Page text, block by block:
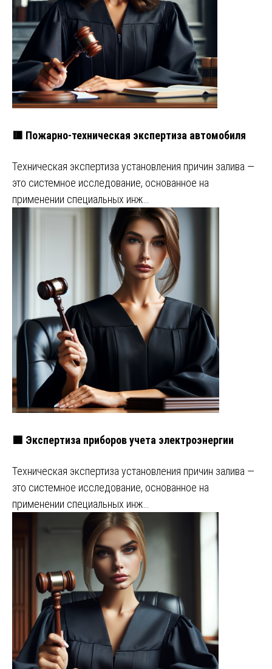
🟥 Пожарно-техническая экспертиза автомобиля
Техническая экспертиза установления причин залива —
это системное исследование, основанное на
применении специальных инж…
🟩 Экспертиза приборов учета электроэнергии
Техническая экспертиза установления причин залива —
это системное исследование, основанное на
применении специальных инж…